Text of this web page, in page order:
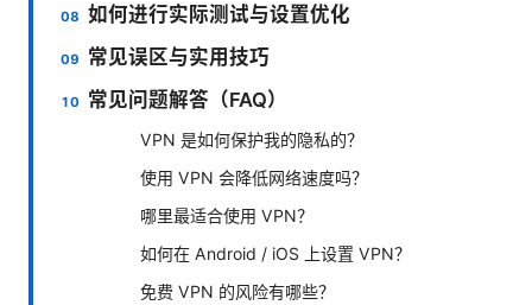
如何进行实际测试与设置优化
常见误区与实用技巧
常见问题解答（FAQ）
VPN 是如何保护我的隐私的？
使用 VPN 会降低网络速度吗？
哪里最适合使用 VPN？
如何在 Android / iOS 上设置 VPN？
免费 VPN 的风险有哪些？